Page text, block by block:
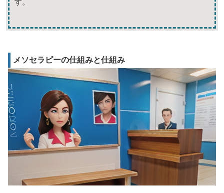
メソセラピーの仕組みと仕組み